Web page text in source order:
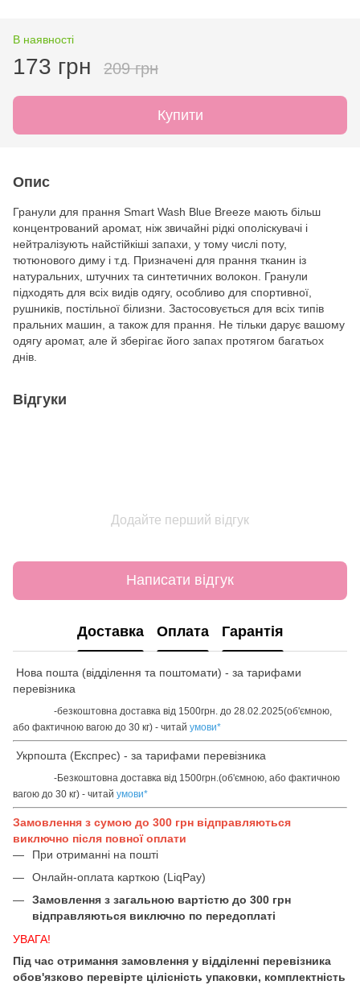
В наявності
173 грн 209 грн
Купити
Опис
Гранули для прання Smart Wash Blue Breeze мають більш
концентрований аромат, ніж звичайні рідкі ополіскувачі і
нейтралізують найстійкіші запахи, у тому числі поту,
тютюнового диму і т.д. Призначені для прання тканин із
натуральних, штучних та синтетичних волокон. Гранули
підходять для всіх видів одягу, особливо для спортивної,
рушників, постільної білизни. Застосовується для всіх типів
пральних машин, а також для прання. Не тільки дарує вашому
одягу аромат, але й зберігає його запах протягом багатьох
днів.
Відгуки
Додайте перший відгук
Написати відгук
Доставка Оплата Гарантія
Нова пошта (відділення та поштомати) - за тарифами
перевізника
-безкоштовна доставка від 1500грн. до 28.02.2025(об'ємною,
або фактичною вагою до 30 кг) - читай умови*
Укрпошта (Експрес) - за тарифами перевізника
-Безкоштовна доставка від 1500грн.(об'ємною, або фактичною
вагою до 30 кг) - читай умови*
Замовлення з сумою до 300 грн відправляються
виключно після повної оплати
При отриманні на пошті
Онлайн-оплата карткою (LiqPay)
Замовлення з загальною вартістю до 300 грн
відправляються виключно по передоплаті
УВАГА!
Під час отримання замовлення у відділенні перевізника
обов'язково перевірте цілісність упаковки, комплектність